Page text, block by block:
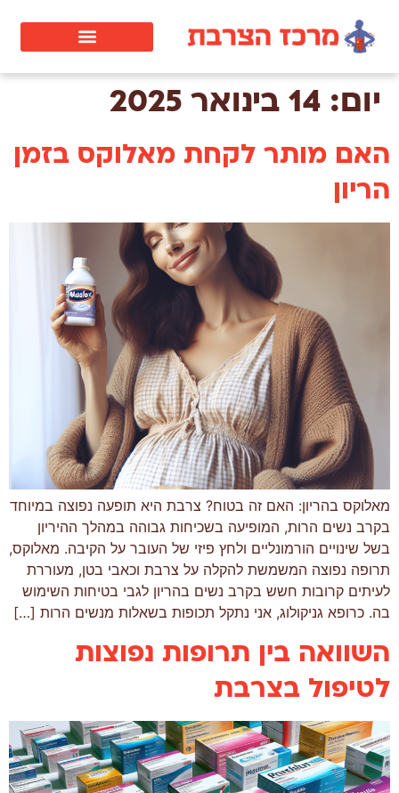
יום: 14 בינואר 2025
האם מותר לקחת מאלוקס בזמן
הריון
מאלוקס בהריון: האם זה בטוח? צרבת היא תופעה נפוצה במיוחד
בקרב נשים הרות, המופיעה בשכיחות גבוהה במהלך ההיריון
בשל שינויים הורמונליים ולחץ פיזי של העובר על הקיבה. מאלוקס,
תרופה נפוצה המשמשת להקלה על צרבת וכאבי בטן, מעוררת
לעיתים קרובות חשש בקרב נשים בהריון לגבי בטיחות השימוש
בה. כרופא גניקולוג, אני נתקל תכופות בשאלות מנשים הרות […]
השוואה בין תרופות נפוצות
לטיפול בצרבת